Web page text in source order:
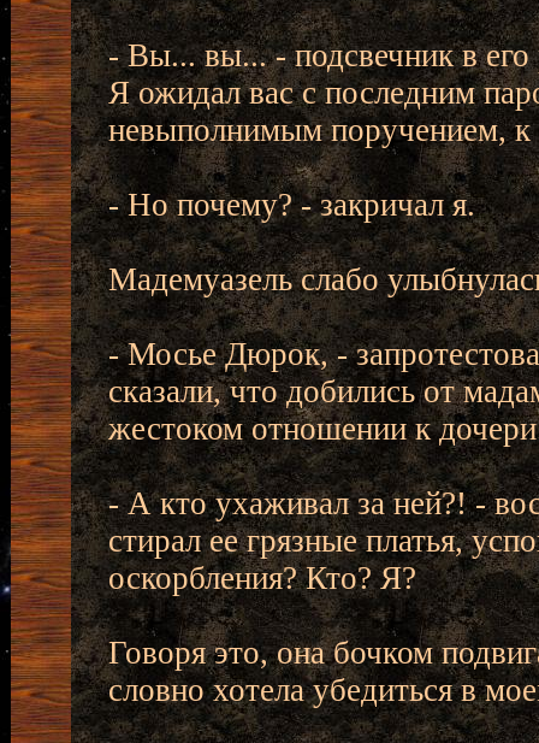
- Вы... вы... - подсвечник в
Я ожидал вас с последним
невыполнимым поручением,
- Но почему? - закричал я.
Мадемуазель слабо
- Мосье Дюрок, -
сказали, что добились от
жестоком отношении к
- А кто ухаживал за ней?! -
стирал ее грязные платья,
оскорбления? Кто? Я?
Говоря это, она бочком
словно хотела убедиться в